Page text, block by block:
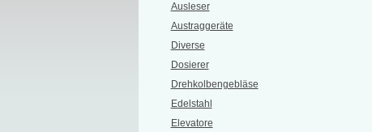
Ausleser
Austraggeräte
Diverse
Dosierer
Drehkolbengebläse
Edelstahl
Elevatore